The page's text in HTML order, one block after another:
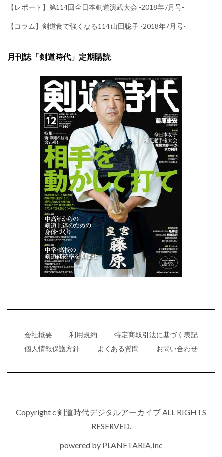
【レポート】第114回全日本剣道演武大会 -2018年7月号-
【コラム】剣道食で強くなる114 山田聡子 -2018年7月号-
月刊誌「剣道時代」定期購読
会社概要 利用規約
特定商取引法に基づく表記
個人情報保護方針
よくある質問 お問い合わせ
Copyright c 剣道時代デジタルアーカイブ ALL RIGHTS
RESERVED.
powered by PLANETARIA,Inc